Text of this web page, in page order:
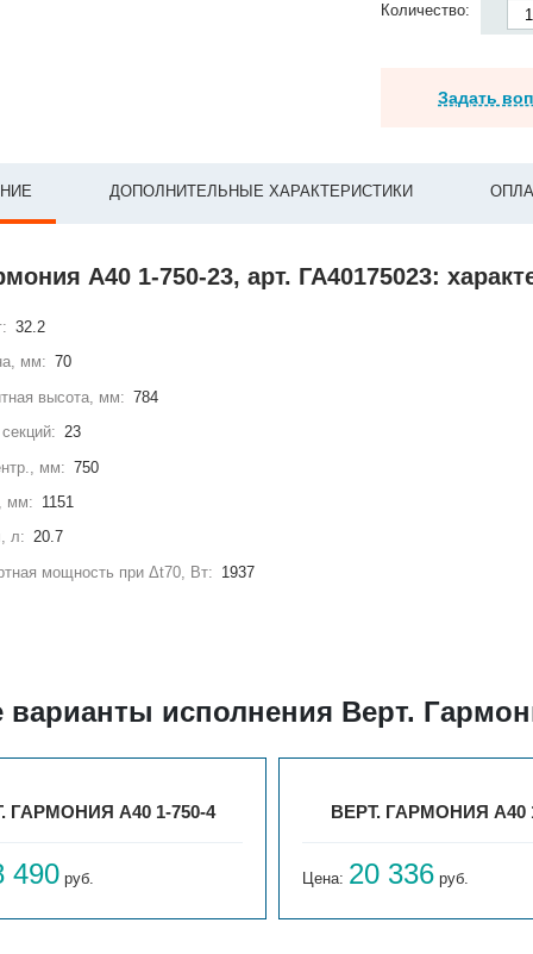
Количество:
Задать
ДОПОЛНИТЕЛЬНЫЕ ХАРАКТЕРИСТИКИ
А40 1-750-23, арт. ГА40175023:
32.2
мм: 70
высота, мм: 784
23
мм: 750
мм: 1151
л: 20.7
мощность при Δt70, Вт: 1937
варианты исполнения Верт.
ГАРМОНИЯ А40 1-750-4
490 руб.
ВЕРТ. ГАРМОНИЯ А40
Цена: 20 336 руб.